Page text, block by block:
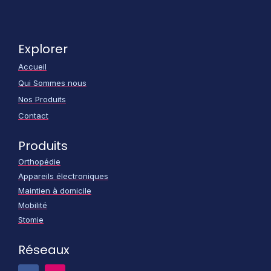
Explorer
Accueil
Qui Sommes nous
Nos Produits
Contact
Produits
Orthopédie
Appareils électroniques
Maintien à domicile
Mobilité
Stomie
Réseaux